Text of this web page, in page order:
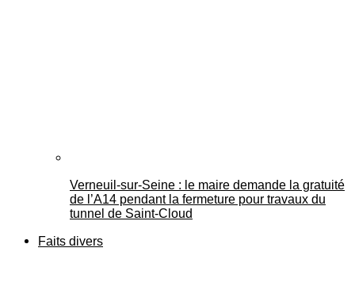
Verneuil-sur-Seine : le maire demande la gratuité
de l’A14 pendant la fermeture pour travaux du
tunnel de Saint-Cloud
Faits divers